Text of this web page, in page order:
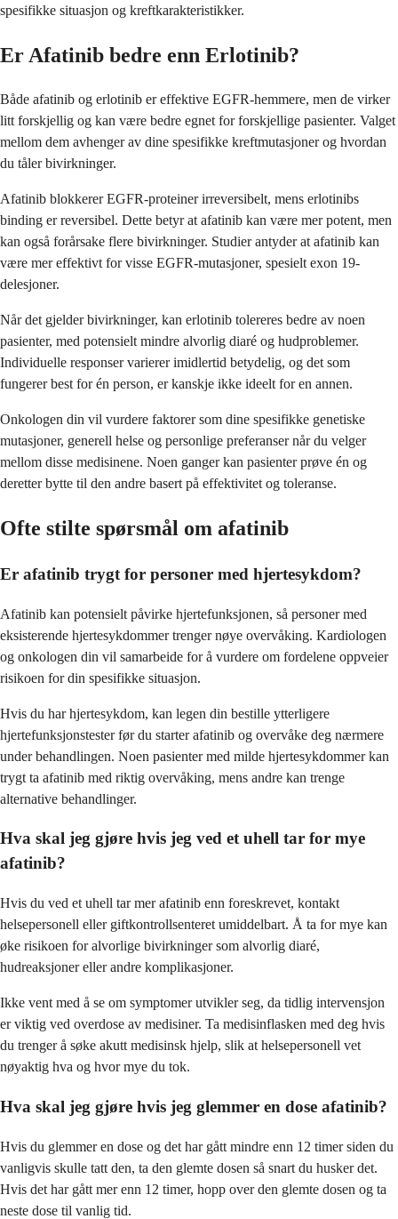
spesifikke situasjon og kreftkarakteristikker.
Er Afatinib bedre enn Erlotinib?
Både afatinib og erlotinib er effektive EGFR-hemmere, men de virker
litt forskjellig og kan være bedre egnet for forskjellige pasienter. Valget
mellom dem avhenger av dine spesifikke kreftmutasjoner og hvordan
du tåler bivirkninger.
Afatinib blokkerer EGFR-proteiner irreversibelt, mens erlotinibs
binding er reversibel. Dette betyr at afatinib kan være mer potent, men
kan også forårsake flere bivirkninger. Studier antyder at afatinib kan
være mer effektivt for visse EGFR-mutasjoner, spesielt exon 19-
delesjoner.
Når det gjelder bivirkninger, kan erlotinib tolereres bedre av noen
pasienter, med potensielt mindre alvorlig diaré og hudproblemer.
Individuelle responser varierer imidlertid betydelig, og det som
fungerer best for én person, er kanskje ikke ideelt for en annen.
Onkologen din vil vurdere faktorer som dine spesifikke genetiske
mutasjoner, generell helse og personlige preferanser når du velger
mellom disse medisinene. Noen ganger kan pasienter prøve én og
deretter bytte til den andre basert på effektivitet og toleranse.
Ofte stilte spørsmål om afatinib
Er afatinib trygt for personer med hjertesykdom?
Afatinib kan potensielt påvirke hjertefunksjonen, så personer med
eksisterende hjertesykdommer trenger nøye overvåking. Kardiologen
og onkologen din vil samarbeide for å vurdere om fordelene oppveier
risikoen for din spesifikke situasjon.
Hvis du har hjertesykdom, kan legen din bestille ytterligere
hjertefunksjonstester før du starter afatinib og overvåke deg nærmere
under behandlingen. Noen pasienter med milde hjertesykdommer kan
trygt ta afatinib med riktig overvåking, mens andre kan trenge
alternative behandlinger.
Hva skal jeg gjøre hvis jeg ved et uhell tar for mye
afatinib?
Hvis du ved et uhell tar mer afatinib enn foreskrevet, kontakt
helsepersonell eller giftkontrollsenteret umiddelbart. Å ta for mye kan
øke risikoen for alvorlige bivirkninger som alvorlig diaré,
hudreaksjoner eller andre komplikasjoner.
Ikke vent med å se om symptomer utvikler seg, da tidlig intervensjon
er viktig ved overdose av medisiner. Ta medisinflasken med deg hvis
du trenger å søke akutt medisinsk hjelp, slik at helsepersonell vet
nøyaktig hva og hvor mye du tok.
Hva skal jeg gjøre hvis jeg glemmer en dose afatinib?
Hvis du glemmer en dose og det har gått mindre enn 12 timer siden du
vanligvis skulle tatt den, ta den glemte dosen så snart du husker det.
Hvis det har gått mer enn 12 timer, hopp over den glemte dosen og ta
neste dose til vanlig tid.